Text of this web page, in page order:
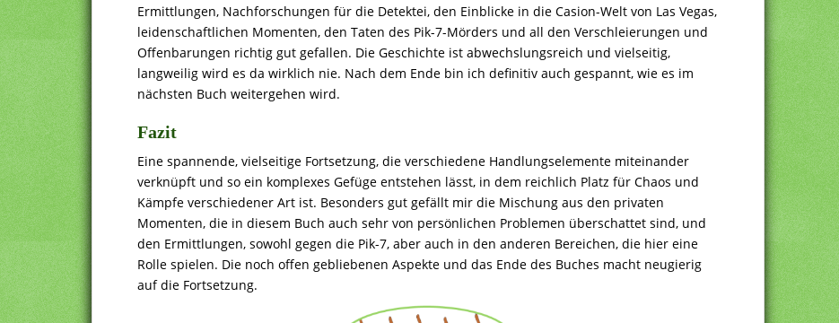
Ermittlungen, Nachforschungen für die Detektei, den Einblicke in die Casion-Welt von Las Vegas,
leidenschaftlichen Momenten, den Taten des Pik-7-Mörders und all den Verschleierungen und
Offenbarungen richtig gut gefallen. Die Geschichte ist abwechslungsreich und vielseitig,
langweilig wird es da wirklich nie. Nach dem Ende bin ich definitiv auch gespannt, wie es im
nächsten Buch weitergehen wird.
Fazit
Eine spannende, vielseitige Fortsetzung, die verschiedene Handlungselemente miteinander
verknüpft und so ein komplexes Gefüge entstehen lässt, in dem reichlich Platz für Chaos und
Kämpfe verschiedener Art ist. Besonders gut gefällt mir die Mischung aus den privaten
Momenten, die in diesem Buch auch sehr von persönlichen Problemen überschattet sind, und
den Ermittlungen, sowohl gegen die Pik-7, aber auch in den anderen Bereichen, die hier eine
Rolle spielen. Die noch offen gebliebenen Aspekte und das Ende des Buches macht neugierig
auf die Fortsetzung.